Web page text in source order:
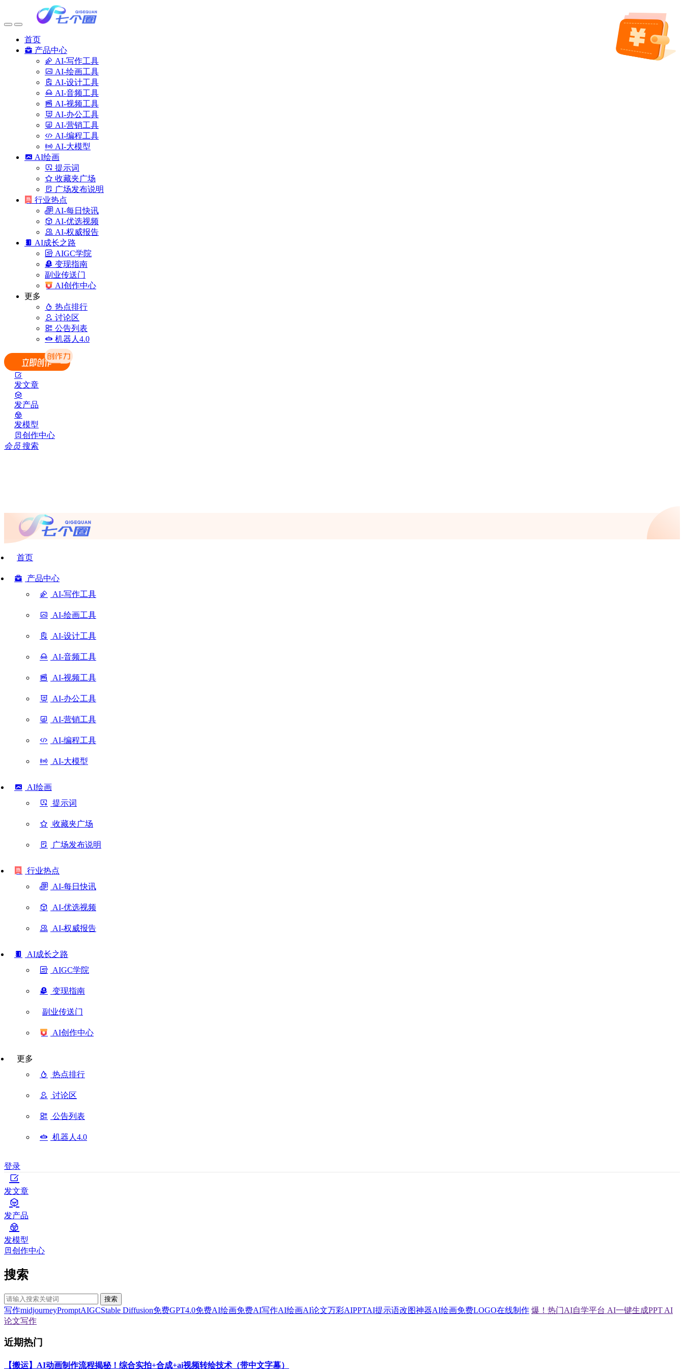
首页
产品中心
AI-写作工具
AI-绘画工具
AI-设计工具
AI-音频工具
AI-视频工具
AI-办公工具
AI-营销工具
AI-编程工具
AI-大模型
AI绘画
提示词
收藏夹广场
广场发布说明
行业热点
AI-每日快讯
AI-优选视频
AI-权威报告
AI成长之路
AIGC学院
变现指南
副业传送门
AI创作中心
更多
热点排行
讨论区
公告列表
机器人4.0
发文章
发产品
发模型
创作中心
会员 搜索
首页
产品中心
AI-写作工具
AI-绘画工具
AI-设计工具
AI-音频工具
AI-视频工具
AI-办公工具
AI-营销工具
AI-编程工具
AI-大模型
AI绘画
提示词
收藏夹广场
广场发布说明
行业热点
AI-每日快讯
AI-优选视频
AI-权威报告
AI成长之路
AIGC学院
变现指南
副业传送门
AI创作中心
更多
热点排行
讨论区
公告列表
机器人4.0
登录
发文章
发产品
发模型
创作中心
搜索
搜索
写作midjourneyPromptAIGCStable Diffusion免费GPT4.0免费AI绘画免费AI写作AI绘画AI论文万彩AIPPTAI提示语改图神器AI绘画免费LOGO在线制作 爆！热门AI自学平台 AI一键生成PPT AI
论文写作
近期热门
【搬运】AI动画制作流程揭秘！综合实拍+合成+ai视频转绘技术（带中文字幕）